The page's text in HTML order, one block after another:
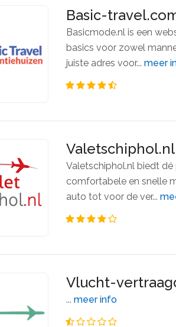
Basic-
Basicmode.nl is een
basics voor zowel
juiste adres voor... meer
Valetschiphol.nl
Valetschiphol.nl biedt dé
comfortabele en snelle
auto tot voor de ver...
Vlucht-
... meer info